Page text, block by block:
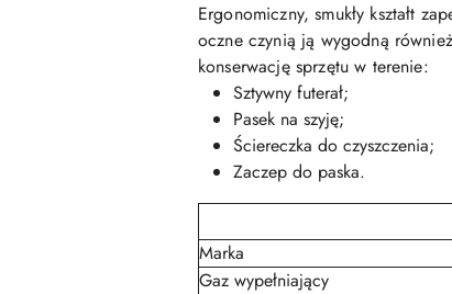
Ergonomiczny, smukły kształt
oczne czynią ją wygodną
konserwację sprzętu w terenie:
Sztywny futerał;
Pasek na szyję;
Ściereczka do czyszczenia;
Zaczep do paska.
Marka
Gaz wypełniający